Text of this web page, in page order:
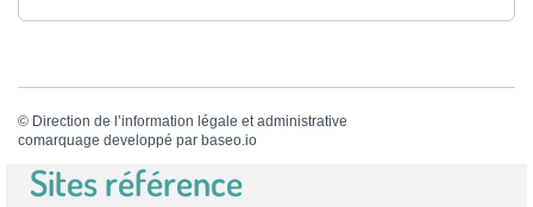
© Direction de l’information légale et administrative
comarquage developpé par baseo.io
Sites référence